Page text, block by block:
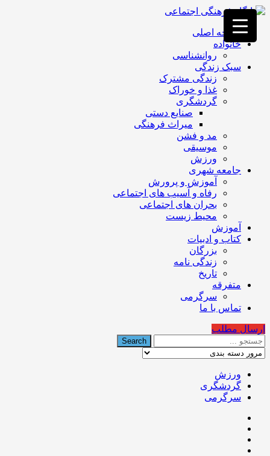
فصد
خون
غرب
تهران
خشکشویی
تصفیه
تهران
صفحه اصلی
خانواده
روانشناسی
سبک زندگی
زندگی مشترک
غذا و خوراک
گردشگری
صنایع دستی
میراث فرهنگی
مد و فشن
موسیقی
ورزش
جامعه شهری
آموزش و پرورش
رفاه و آسیب های اجتماعی
بحران های اجتماعی
محیط زیست
آموزش
کتاب و ادبیات
بزرگان
زندگی نامه
تاریخ
متفرقه
سرگرمی
تماس با ما
ارسال مطلب
ورزش
گردشگری
سرگرمی